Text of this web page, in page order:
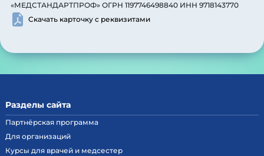
«МЕДСТАНДАРТПРОФ» ОГРН 1197746498840 ИНН 9718143770
Скачать карточку с реквизитами
Разделы сайта
Партнёрская программа
Для организаций
Курсы для врачей и медсестер